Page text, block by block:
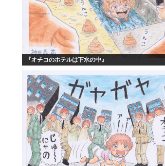
『オチコのホテルは下水の中』